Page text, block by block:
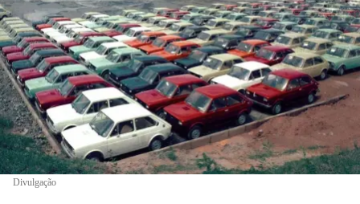
Divulgação